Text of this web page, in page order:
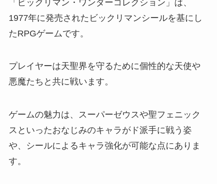
「ビックリマン・ワンダーコレクション」は、
1977年に発売されたビックリマンシールを基にし
たRPGゲームです。
プレイヤーは天聖界を守るために個性的な天使や
悪魔たちと共に戦います。
ゲームの魅力は、スーパーゼウスや聖フェニック
スといったおなじみのキャラがド派手に戦う姿
や、シールによるキャラ強化が可能な点にありま
す。